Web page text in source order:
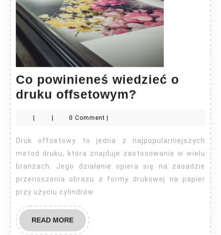
Co powinieneś wiedzieć o
druku offsetowym?
o
druku
offsetowym?
0 Comment
Druk offsetowy to jedna z najpopularniejszych
metod druku, która znajduje zastosowanie w wielu
branżach. Jego działanie opiera się na zasadzie
przenoszenia obrazu z formy drukowej na papier
przy użyciu cylindrów.
READ MOREREAD
MORE